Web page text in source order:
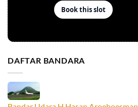
DAFTAR BANDARA